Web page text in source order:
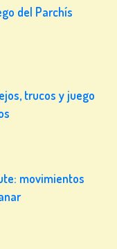
del Parchís
trucos y juego
movimientos